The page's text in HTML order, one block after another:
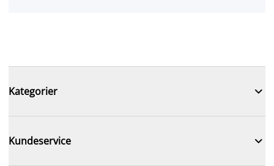
Kategorier 
Kundeservice 